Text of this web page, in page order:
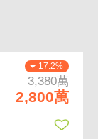
17.2%
3,380萬
2,800萬